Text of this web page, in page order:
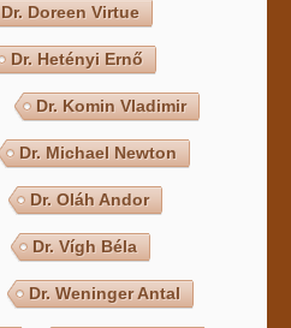
Dr. Doreen Virtue
Dr. Hetényi Ernő
Dr. Komin Vladimir
Dr. Michael Newton
Dr. Oláh Andor
Dr. Vígh Béla
Dr. Weninger Antal